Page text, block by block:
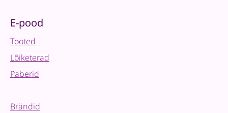
E-pood
Tooted
Lõiketerad
Paberid
Brändid